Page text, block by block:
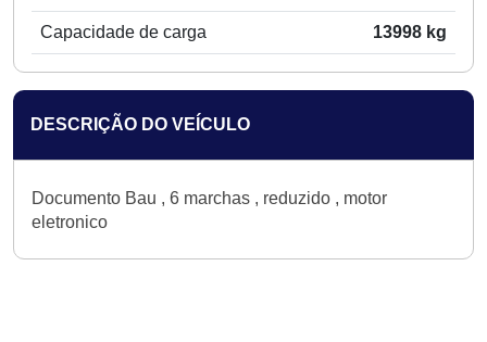
Capacidade de carga 13998 kg
DESCRIÇÃO DO VEÍCULO
Documento Bau , 6 marchas , reduzido , motor
eletronico